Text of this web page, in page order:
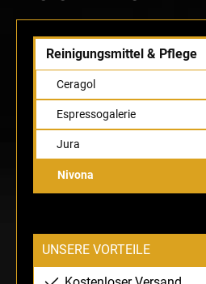
Reinigungsmittel & Pflege
Ceragol
Espressogalerie
Jura
Nivona
UNSERE VORTEILE